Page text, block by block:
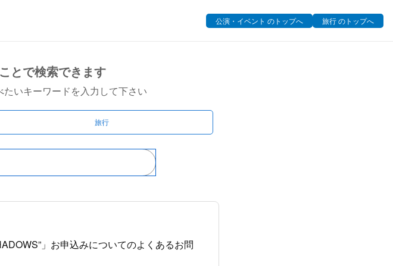
公演・イベント のトップへ 旅行 のトップへ
とで検索できます
いキーワードを入力して下さい
旅行
」お申込みについてのよくあるお問